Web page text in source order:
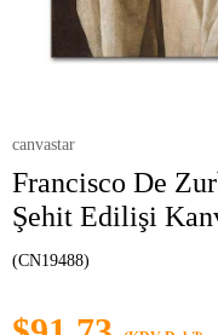
canvastar
Francisco De
Şehit Edilişi
(CN19488)